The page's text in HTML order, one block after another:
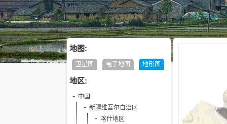
地图:
卫星图 电子地图 地形图
地区:
中国
新疆维吾尔自治区
喀什地区